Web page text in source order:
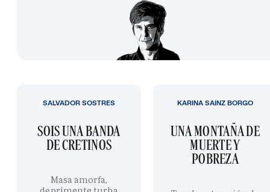
SOIS UNA BANDA
DE CRETINOS
Masa amorfa,
SALVADOR SOSTRES
UNA MONTAÑA DE
MUERTE Y
POBREZA
KARINA SAINZ BORGO